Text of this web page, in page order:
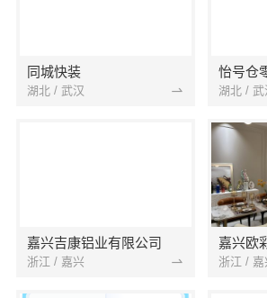
同城快装
湖北 / 武汉
怡号仓
湖北 / 武
嘉兴吉康铝业有限公司
浙江 / 嘉兴
嘉兴欧
浙江 / 嘉